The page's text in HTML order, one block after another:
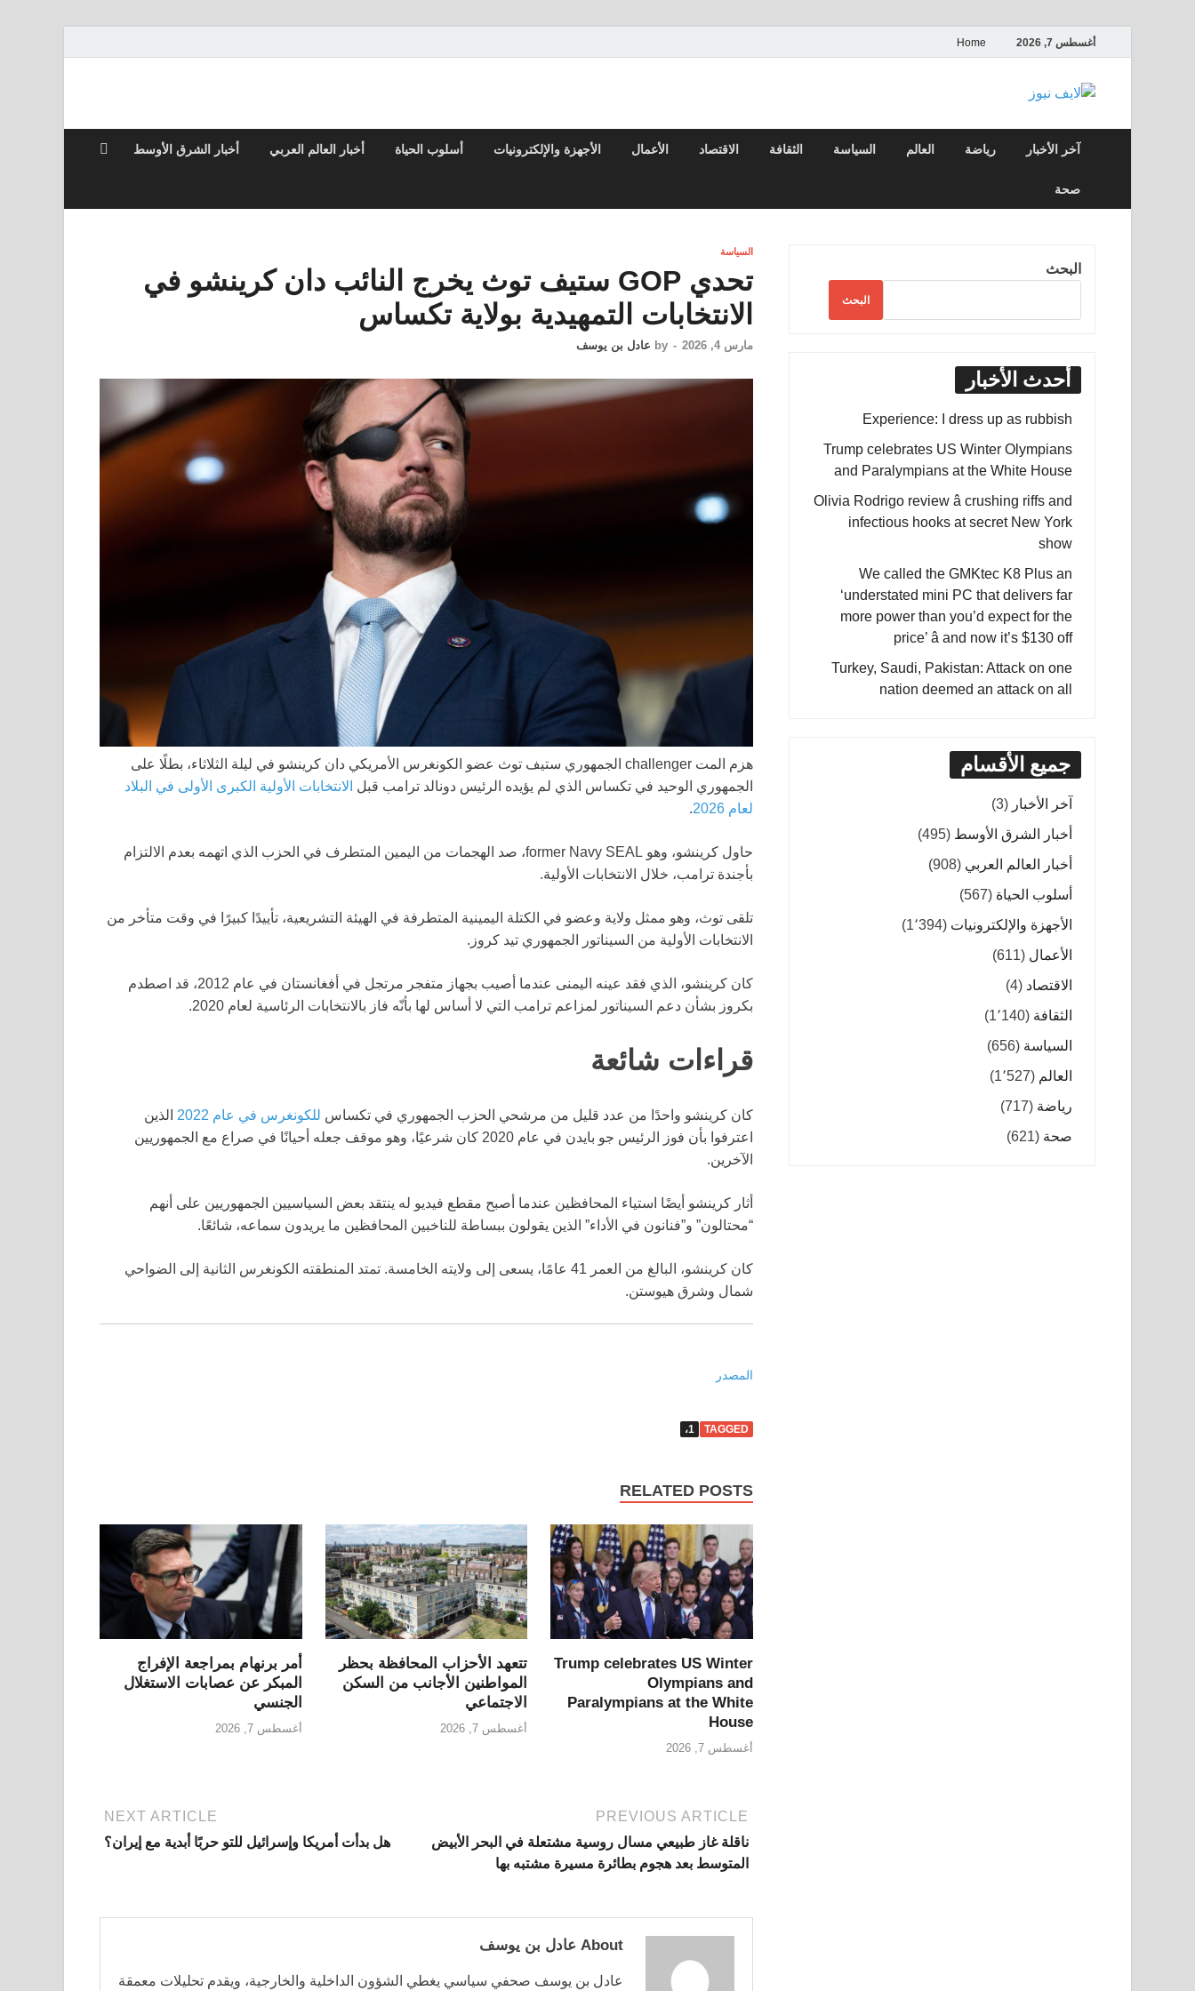
أغسطس 7, 2026 Home
لايف نيوز
آخر الأخبار رياضة العالم السياسة الثقافة الاقتصاد الأعمال الأجهزة والإلكترونيات أسلوب الحياة أخبار العالم العربي أخبار الشرق الأوسط
صحة
السياسة
تحدي GOP ستيف توث يخرج النائب دان كرينشو في
الانتخابات التمهيدية بولاية تكساس
مارس 4, 2026 -
by عادل بن يوسف
هزم المت challenger الجمهوري ستيف توث عضو الكونغرس الأمريكي دان كرينشو في ليلة الثلاثاء، بطلًا على
الجمهوري الوحيد في تكساس الذي لم يؤيده الرئيس دونالد ترامب قبل الانتخابات الأولية الكبرى الأولى في البلاد
لعام 2026
.
حاول كرينشو، وهو former Navy SEAL، صد الهجمات من اليمين المتطرف في الحزب الذي اتهمه بعدم الالتزام
بأجندة ترامب، خلال الانتخابات الأولية.
تلقى توث، وهو ممثل ولاية وعضو في الكتلة اليمينية المتطرفة في الهيئة التشريعية، تأييدًا كبيرًا في وقت متأخر من
الانتخابات الأولية من السيناتور الجمهوري تيد كروز.
كان كرينشو، الذي فقد عينه اليمنى عندما أصيب بجهاز متفجر مرتجل في أفغانستان في عام 2012، قد اصطدم
بكروز بشأن دعم السيناتور لمزاعم ترامب التي لا أساس لها بأنّه فاز بالانتخابات الرئاسية لعام 2020.
قراءات شائعة
كان كرينشو واحدًا من عدد قليل من مرشحي الحزب الجمهوري في تكساس للكونغرس في عام 2022
الذين
اعترفوا بأن فوز الرئيس جو بايدن في عام 2020 كان شرعيًا، وهو موقف جعله أحيانًا في صراع مع الجمهوريين
الآخرين.
أثار كرينشو أيضًا استياء المحافظين عندما أصبح مقطع فيديو له ينتقد بعض السياسيين الجمهوريين على أنهم
“محتالون” و”فنانون في الأداء” الذين يقولون ببساطة للناخبين المحافظين ما يريدون سماعه، شائعًا.
كان كرينشو، البالغ من العمر 41 عامًا، يسعى إلى ولايته الخامسة. تمتد المنطقته الكونغرس الثانية إلى الضواحي
شمال وشرق هيوستن.
المصدر
TAGGED 1،
RELATED POSTS
Trump celebrates US Winter
Olympians and
Paralympians at the White
House
أغسطس 7, 2026
تتعهد الأحزاب المحافظة بحظر
المواطنين الأجانب من السكن
الاجتماعي
أغسطس 7, 2026
أمر برنهام بمراجعة الإفراج
المبكر عن عصابات الاستغلال
الجنسي
أغسطس 7, 2026
PREVIOUS ARTICLE
ناقلة غاز طبيعي مسال روسية مشتعلة في البحر الأبيض
المتوسط بعد هجوم بطائرة مسيرة مشتبه بها
NEXT ARTICLE
هل بدأت أمريكا وإسرائيل للتو حربًا أبدية مع إيران؟
About عادل بن يوسف
عادل بن يوسف صحفي سياسي يغطي الشؤون الداخلية والخارجية، ويقدم تحليلات معمقة
البحث
البحث
أحدث الأخبار
Experience: I dress up as rubbish
Trump celebrates US Winter Olympians
and Paralympians at the White House
Olivia Rodrigo review â crushing riffs and
infectious hooks at secret New York
show
We called the GMKtec K8 Plus an
‘understated mini PC that delivers far
more power than you’d expect for the
price’ â and now it’s $130 off
Turkey, Saudi, Pakistan: Attack on one
nation deemed an attack on all
جميع الأقسام
آخر الأخبار (3)
أخبار الشرق الأوسط (495)
أخبار العالم العربي (908)
أسلوب الحياة (567)
الأجهزة والإلكترونيات (1٬394)
الأعمال (611)
الاقتصاد (4)
الثقافة (1٬140)
السياسة (656)
العالم (1٬527)
رياضة (717)
صحة (621)